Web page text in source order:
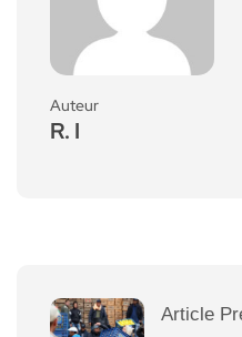
Auteur
R. I
Article